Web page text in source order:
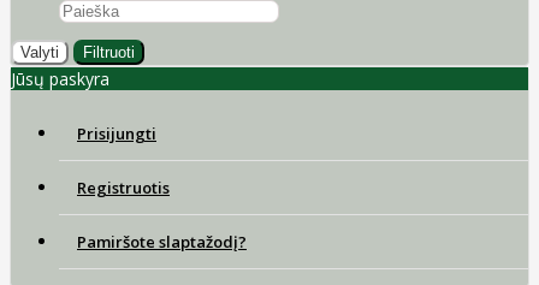
Valyti Filtruoti
Jūsų paskyra
Prisijungti
Registruotis
Pamiršote slaptažodį?